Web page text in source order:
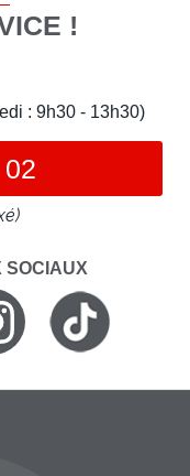
!
: 9h30 - 13h30)
SOCIAUX